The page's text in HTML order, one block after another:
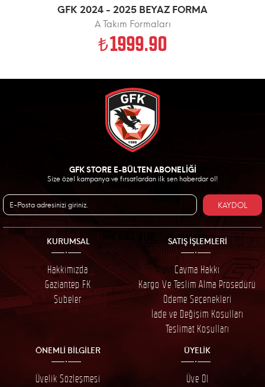
GFK 2024 - 2025 BEYAZ FORMA
A Takım Formaları
1999.90
GFK STORE E-BÜLTEN ABONELİĞİ
Size özel kampanya ve fırsatlardan ilk sen haberdar ol!
KAYDOL
KURUMSAL
Hakkımızda
Gaziantep FK
Şubeler
SATIŞ İŞLEMLERİ
Cayma Hakkı
Kargo Ve Teslim Alma Prosedürü
Ödeme Seçenekleri
İade ve Değişim Koşulları
Teslimat Koşulları
ÖNEMLİ BİLGİLER
Üyelik Sözleşmesi
ÜYELİK
Üye Ol